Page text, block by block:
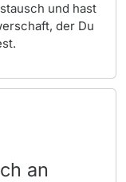
und hast
der Du
an